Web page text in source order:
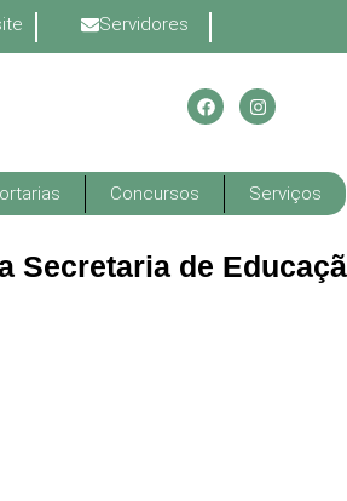
Servidores
Concursos Serviços
Secretaria de